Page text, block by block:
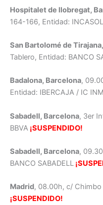
Hospitalet de llobregat,
164-166, Entidad: INCASOL
San Bartolomé de
Tablero, Entidad: BANCO
Badalona, Barcelona,
Entidad: IBERCAJA / IC
Sabadell, Barcelona, 3er
BBVA ¡SUSPENDIDO!
Sabadell, Barcelona,
BANCO SABADELL
Madrid, 08.00h, c/
¡SUSPENDIDO!